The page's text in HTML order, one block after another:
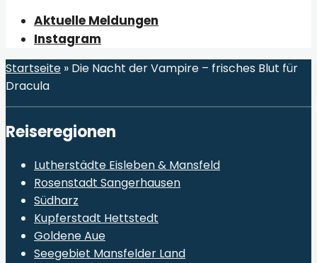
Aktuelle Meldungen
Instagram
Startseite » Die Nacht der Vampire – frisches Blut für
Dracula
Reiseregionen
Lutherstädte Eisleben & Mansfeld
Rosenstadt Sangerhausen
Südharz
Kupferstadt Hettstedt
Goldene Aue
Seegebiet Mansfelder Land